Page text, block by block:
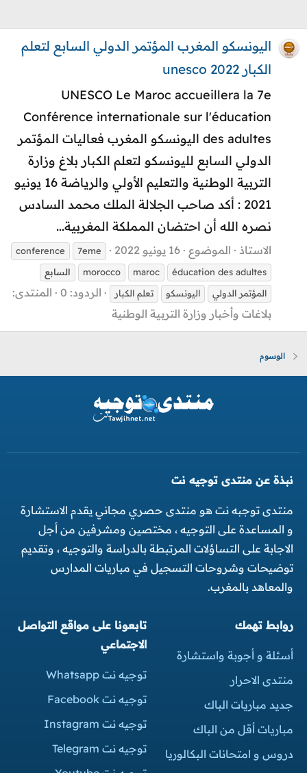
اليونسكو المغرب المؤتمر الدولي السابع لتعلم
الكبار unesco 2022
UNESCO Le Maroc accueillera la 7e
Conférence internationale sur l'éducation
des adultes اليونسكو المغرب فعاليات المؤتمر
الدولي السابع لليونسكو لتعلم الكبار بلاغ وزارة
التربية الوطنية والتعليم الأولي والرياضة 16 يونيو
2021 : أكد صاحب الجلالة الملك محمد السادس
نصره الله أن احتضان المملكة المغربية...
الاستاذ الموضوع 16 يونيو 2022 7eme
conference
éducation des adultes
maroc
morocco
السابع
المؤتمر الدولي
اليونسكو تعلم الكبار الردود: 0
المنتدى:
بلاغات وأخبار وزارة التربية الوطنية
الوسوم
نبذة عن منتدى توجيه نت
منتدى توجبه نت هو منتدى حصري مجاني يقدم الاستشارة
و المساعدة على التوجيه ، مختصين ومشرفين من أجل
الاجابة على التساؤلات المرتبطة بالدراسة والتوجيه ، وتقديم
توضيحات وشروحات التسجيل في مباريات المدارس
والمعاهد بالمغرب.
روابط تهمك
أسئلة و أجوبة واستشارة
منتدى الاحرار
جديد مباريات الباك
مباريات أقل من الباك
دروس و امتحانات البكالوريا
تابعونا على مواقع التواصل
الاجتماعي
توجيه نت Whatsapp
توجيه نت Facebook
توجيه نت Instagram
توجيه نت Telegram